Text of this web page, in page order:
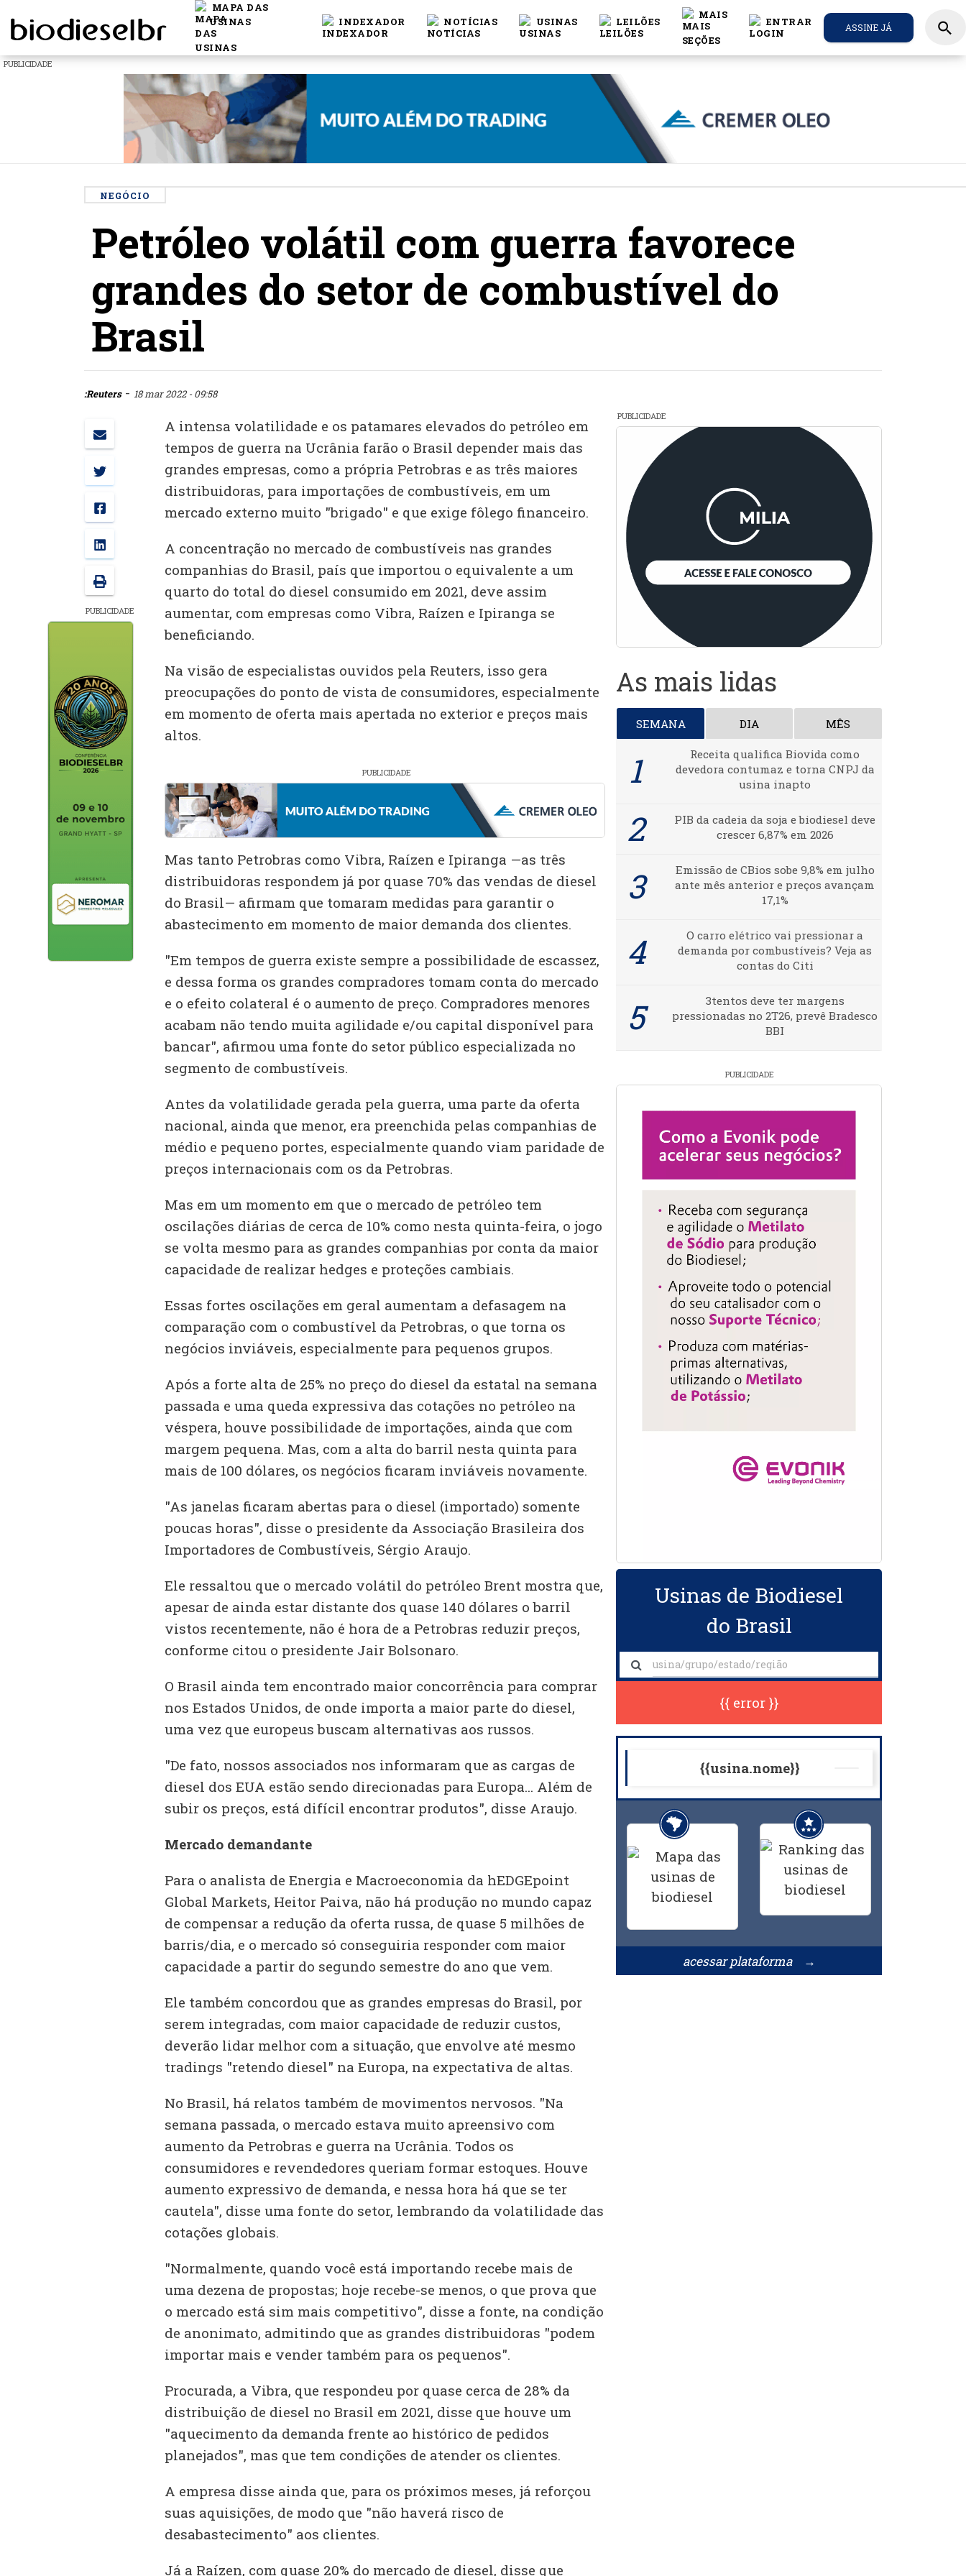
MAPA DAS
USINAS
INDEXADOR NOTÍCIAS USINAS LEILÕES
MAIS
ENTRAR ASSINE JÁ search
PUBLICIDADE
NEGÓCIO
Petróleo volátil com guerra favorece
grandes do setor de combustível do
Brasil
:Reuters- 18 mar 2022 - 09:58
PUBLICIDADE
A intensa volatilidade e os patamares elevados do petróleo em
tempos de guerra na Ucrânia farão o Brasil depender mais das
grandes empresas, como a própria Petrobras e as três maiores
distribuidoras, para importações de combustíveis, em um
mercado externo muito "brigado" e que exige fôlego financeiro.
A concentração no mercado de combustíveis nas grandes
companhias do Brasil, país que importou o equivalente a um
quarto do total do diesel consumido em 2021, deve assim
aumentar, com empresas como Vibra, Raízen e Ipiranga se
beneficiando.
Na visão de especialistas ouvidos pela Reuters, isso gera
preocupações do ponto de vista de consumidores, especialmente
em momento de oferta mais apertada no exterior e preços mais
altos.
PUBLICIDADE
Mas tanto Petrobras como Vibra, Raízen e Ipiranga —as três
distribuidoras respondem já por quase 70% das vendas de diesel
do Brasil— afirmam que tomaram medidas para garantir o
abastecimento em momento de maior demanda dos clientes.
"Em tempos de guerra existe sempre a possibilidade de escassez,
e dessa forma os grandes compradores tomam conta do mercado
e o efeito colateral é o aumento de preço. Compradores menores
acabam não tendo muita agilidade e/ou capital disponível para
bancar", afirmou uma fonte do setor público especializada no
segmento de combustíveis.
Antes da volatilidade gerada pela guerra, uma parte da oferta
nacional, ainda que menor, era preenchida pelas companhias de
médio e pequeno portes, especialmente quando viam paridade de
preços internacionais com os da Petrobras.
Mas em um momento em que o mercado de petróleo tem
oscilações diárias de cerca de 10% como nesta quinta-feira, o jogo
se volta mesmo para as grandes companhias por conta da maior
capacidade de realizar hedges e proteções cambiais.
Essas fortes oscilações em geral aumentam a defasagem na
comparação com o combustível da Petrobras, o que torna os
negócios inviáveis, especialmente para pequenos grupos.
Após a forte alta de 25% no preço do diesel da estatal na semana
passada e uma queda expressiva das cotações no petróleo na
véspera, houve possibilidade de importações, ainda que com
margem pequena. Mas, com a alta do barril nesta quinta para
mais de 100 dólares, os negócios ficaram inviáveis novamente.
"As janelas ficaram abertas para o diesel (importado) somente
poucas horas", disse o presidente da Associação Brasileira dos
Importadores de Combustíveis, Sérgio Araujo.
Ele ressaltou que o mercado volátil do petróleo Brent mostra que,
apesar de ainda estar distante dos quase 140 dólares o barril
vistos recentemente, não é hora de a Petrobras reduzir preços,
conforme citou o presidente Jair Bolsonaro.
O Brasil ainda tem encontrado maior concorrência para comprar
nos Estados Unidos, de onde importa a maior parte do diesel,
uma vez que europeus buscam alternativas aos russos.
"De fato, nossos associados nos informaram que as cargas de
diesel dos EUA estão sendo direcionadas para Europa... Além de
subir os preços, está difícil encontrar produtos", disse Araujo.
Mercado demandante
Para o analista de Energia e Macroeconomia da hEDGEpoint
Global Markets, Heitor Paiva, não há produção no mundo capaz
de compensar a redução da oferta russa, de quase 5 milhões de
barris/dia, e o mercado só conseguiria responder com maior
capacidade a partir do segundo semestre do ano que vem.
Ele também concordou que as grandes empresas do Brasil, por
serem integradas, com maior capacidade de reduzir custos,
deverão lidar melhor com a situação, que envolve até mesmo
tradings "retendo diesel" na Europa, na expectativa de altas.
No Brasil, há relatos também de movimentos nervosos. "Na
semana passada, o mercado estava muito apreensivo com
aumento da Petrobras e guerra na Ucrânia. Todos os
consumidores e revendedores queriam formar estoques. Houve
aumento expressivo de demanda, e nessa hora há que se ter
cautela", disse uma fonte do setor, lembrando da volatilidade das
cotações globais.
"Normalmente, quando você está importando recebe mais de
uma dezena de propostas; hoje recebe-se menos, o que prova que
o mercado está sim mais competitivo", disse a fonte, na condição
de anonimato, admitindo que as grandes distribuidoras "podem
importar mais e vender também para os pequenos".
Procurada, a Vibra, que respondeu por quase cerca de 28% da
distribuição de diesel no Brasil em 2021, disse que houve um
"aquecimento da demanda frente ao histórico de pedidos
planejados", mas que tem condições de atender os clientes.
A empresa disse ainda que, para os próximos meses, já reforçou
suas aquisições, de modo que "não haverá risco de
desabastecimento" aos clientes.
Já a Raízen, com quase 20% do mercado de diesel, disse que
PUBLICIDADE
As mais lidas
SEMANA DIA MÊS
Receita qualifica Biovida como
devedora contumaz e torna CNPJ da
usina inapto
PIB da cadeia da soja e biodiesel deve
crescer 6,87% em 2026
Emissão de CBios sobe 9,8% em julho
ante mês anterior e preços avançam
17,1%
O carro elétrico vai pressionar a
demanda por combustíveis? Veja as
contas do Citi
3tentos deve ter margens
pressionadas no 2T26, prevê Bradesco
BBI
PUBLICIDADE
Usinas de Biodiesel
do Brasil
{{ error }}
{{usina.nome}}
acessar plataforma →